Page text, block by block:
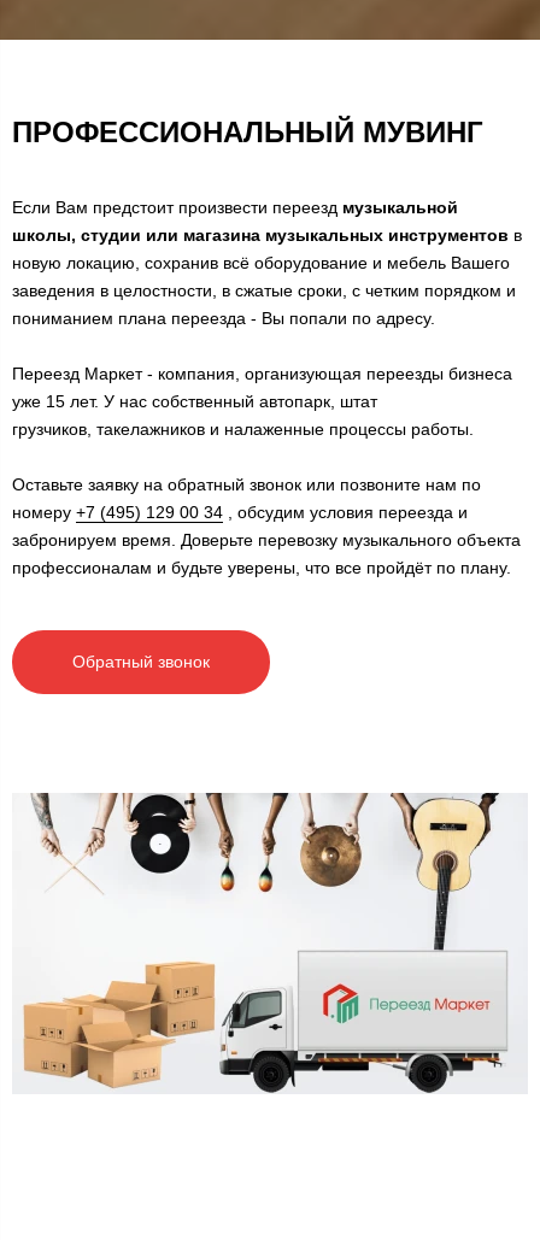
ПРОФЕССИОНАЛЬНЫЙ МУВИНГ
Если Вам предстоит произвести переезд музыкальной
школы, студии или магазина музыкальных инструментов в
новую локацию, сохранив всё оборудование и мебель Вашего
заведения в целостности, в сжатые сроки, с четким порядком и
пониманием плана переезда - Вы попали по адресу.
Переезд Маркет - компания, организующая переезды бизнеса
уже 15 лет. У нас собственный автопарк, штат
грузчиков, такелажников и налаженные процессы работы.
Оставьте заявку на обратный звонок или позвоните нам по
номеру +7 (495) 129 00 34 , обсудим условия переезда и
забронируем время. Доверьте перевозку музыкального объекта
профессионалам и будьте уверены, что все пройдёт по плану.
Обратный звонок